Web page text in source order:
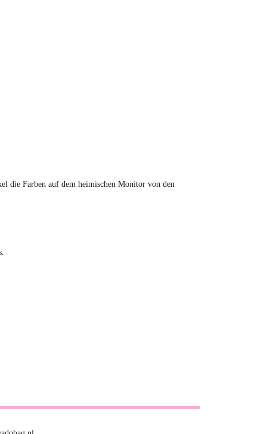
die Farben auf dem heimischen Monitor von den